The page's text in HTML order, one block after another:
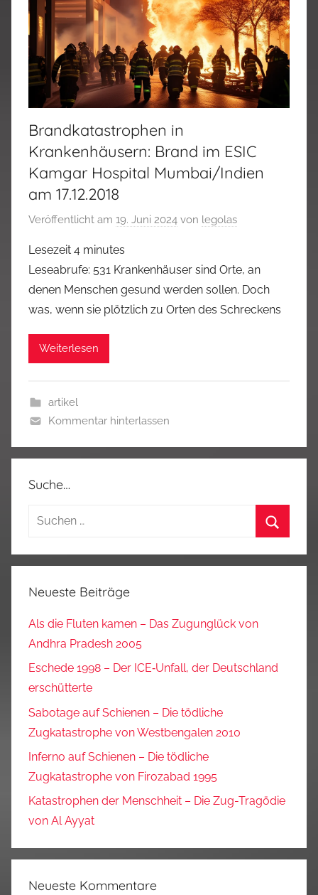
Brandkatastrophen in
Krankenhäusern: Brand im ESIC
Kamgar Hospital Mumbai/Indien
am 17.12.2018
Veröffentlicht am 19. Juni 2024 von legolas
Lesezeit 4 minutes
Leseabrufe: 531 Krankenhäuser sind Orte, an
denen Menschen gesund werden sollen. Doch
was, wenn sie plötzlich zu Orten des Schreckens
Weiterlesen
artikel
Kommentar hinterlassen
Suche…
Suchen
Neueste Beiträge
Als die Fluten kamen – Das Zugunglück von
Andhra Pradesh 2005
Eschede 1998 – Der ICE‑Unfall, der Deutschland
erschütterte
Sabotage auf Schienen – Die tödliche
Zugkatastrophe von Westbengalen 2010
Inferno auf Schienen – Die tödliche
Zugkatastrophe von Firozabad 1995
Katastrophen der Menschheit – Die Zug-Tragödie
von Al Ayyat
Neueste Kommentare